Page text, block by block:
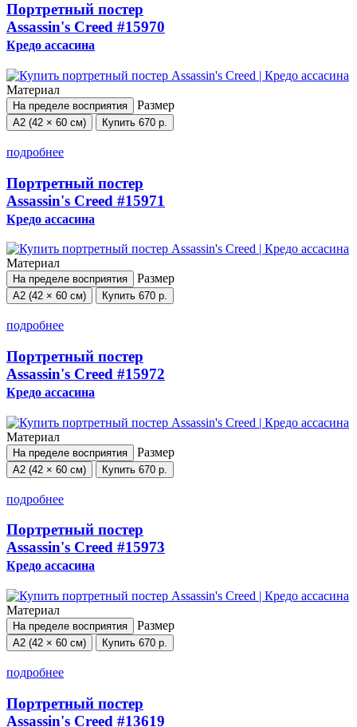
Портретный постер
Assassin's Creed #15970
Кредо ассасина
Материал
На пределе восприятия Размер
А2 (42 × 60 см) Купить 670 р.
подробнее
Портретный постер
Assassin's Creed #15971
Кредо ассасина
Материал
На пределе восприятия Размер
А2 (42 × 60 см) Купить 670 р.
подробнее
Портретный постер
Assassin's Creed #15972
Кредо ассасина
Материал
На пределе восприятия Размер
А2 (42 × 60 см) Купить 670 р.
подробнее
Портретный постер
Assassin's Creed #15973
Кредо ассасина
Материал
На пределе восприятия Размер
А2 (42 × 60 см) Купить 670 р.
подробнее
Портретный постер
Assassin's Creed #13619